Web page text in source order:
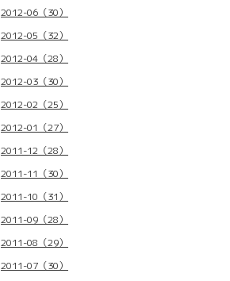
2012-06（30）
2012-05（32）
2012-04（28）
2012-03（30）
2012-02（25）
2012-01（27）
2011-12（28）
2011-11（30）
2011-10（31）
2011-09（28）
2011-08（29）
2011-07（30）